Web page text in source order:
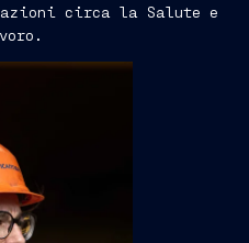
circa la Salute e